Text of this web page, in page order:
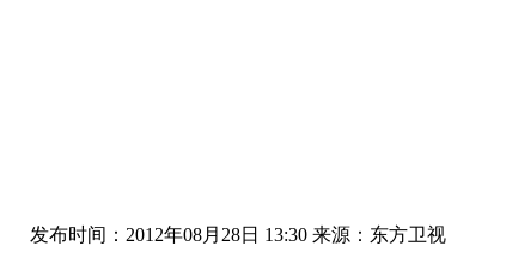
发布时间：2012年08月28日 13:30 来源：东方卫视